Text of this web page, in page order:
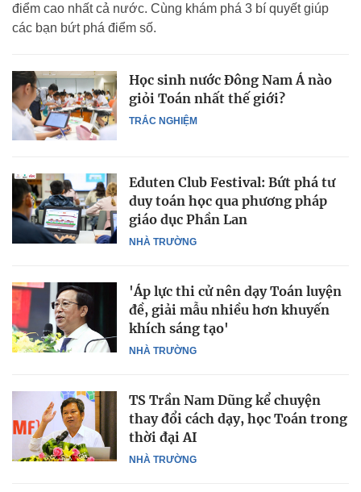
điểm cao nhất cả nước. Cùng khám phá 3 bí quyết giúp
các bạn bứt phá điểm số.
TRẮC NGHIỆM
Học sinh nước Đông Nam Á nào
giỏi Toán nhất thế giới?
NHÀ TRƯỜNG
Eduten Club Festival: Bứt phá tư
duy toán học qua phương pháp
giáo dục Phần Lan
NHÀ TRƯỜNG
'Áp lực thi cử nên dạy Toán luyện
đề, giải mẫu nhiều hơn khuyến
khích sáng tạo'
NHÀ TRƯỜNG
TS Trần Nam Dũng kể chuyện
thay đổi cách dạy, học Toán trong
thời đại AI